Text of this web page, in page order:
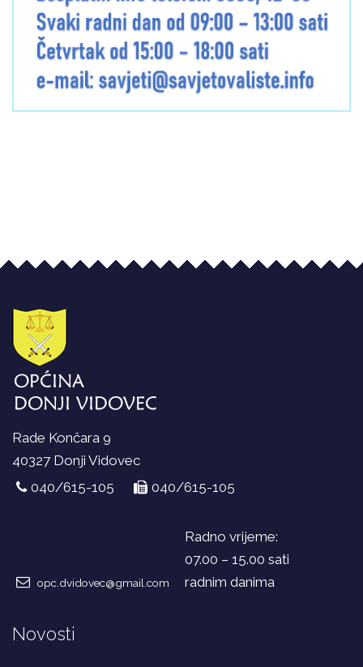
Rade Končara 9
40327 Donji Vidovec
040/615-105
040/615-105
opc.dvidovec@gmail.com
Radno vrijeme:
07.00 – 15.00 sati
radnim danima
Novosti